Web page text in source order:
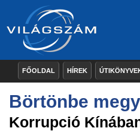
FŐOLDAL HÍREK
Börtönbe
Korrupció